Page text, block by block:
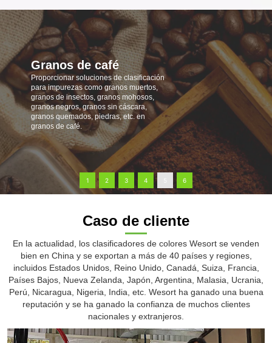
1 2 3 4 5 6
Granos de café
Proporcionar soluciones de clasificación
para impurezas como granos muertos,
granos de insectos, granos mohosos,
granos negros, granos sin cáscara,
granos quemados, piedras, etc. en
granos de café.
Caso de cliente
En la actualidad, los clasificadores de colores Wesort se venden
bien en China y se exportan a más de 40 países y regiones,
incluidos Estados Unidos, Reino Unido, Canadá, Suiza, Francia,
Países Bajos, Nueva Zelanda, Japón, Argentina, Malasia, Ucrania,
Perú, Nicaragua, Nigeria, India, etc. Wesort ha ganado una buena
reputación y se ha ganado la confianza de muchos clientes
nacionales y extranjeros.